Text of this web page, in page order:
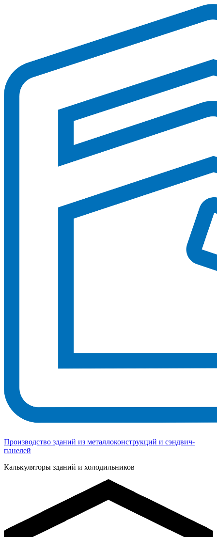
Производство зданий из металлоконструкций и сэндвич-
панелей
Калькуляторы зданий и холодильников